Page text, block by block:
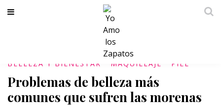
BELLEZA Y BIENESTAR MAQUILLAJE PIEL
Problemas de belleza más
comunes que sufren las morenas